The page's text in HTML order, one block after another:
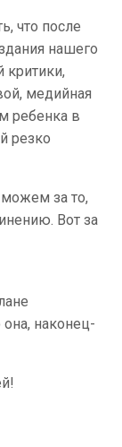
что после
нашего
критики,
медийная
ребенка в
резко
за то,
Вот за
она, наконец-